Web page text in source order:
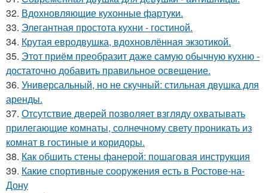
32. Вдохновляющие кухонные фартуки.
33. Элегантная простота кухни - гостиной.
34. Крутая евродвушка, вдохновлённая экзотикой.
35. Этот приём преобразит даже самую обычную кухню -
достаточно добавить правильное освещение.
36. Универсальный, но не скучный: стильная двушка для
аренды.
37. Отсутствие дверей позволяет взгляду охватывать
прилегающие комнаты, солнечному свету проникать из
комнат в гостиные и коридоры.
38. Как обшить стены фанерой: пошаговая инструкция
39. Какие спортивные сооружения есть в Ростове-на-
Дону